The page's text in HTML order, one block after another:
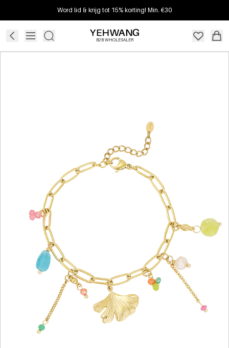
Word lid & krijg tot 15% korting! Min. €30
B2B WHOLESALER